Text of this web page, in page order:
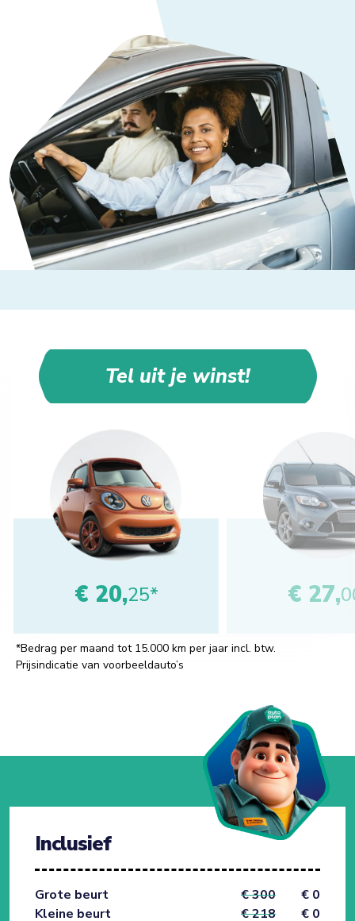
Tel uit je winst!
€ 20,25* € 27,
*Bedrag per maand tot 15.000 km per jaar incl. btw.
Prijsindicatie van voorbeeldauto’s
Inclusief
Grote beurt € 300
€ 0
Kleine beurt
€ 218 € 0